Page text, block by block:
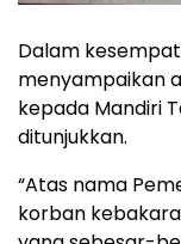
Dalam
menyampaikan
kepada Mandiri
ditunjukkan.
“Atas nama
korban